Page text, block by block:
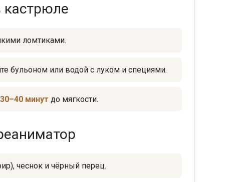
кастрюле
ломтиками.
бульоном или водой с луком и специями.
30–40 минут до мягкости.
чеснок и чёрный перец.